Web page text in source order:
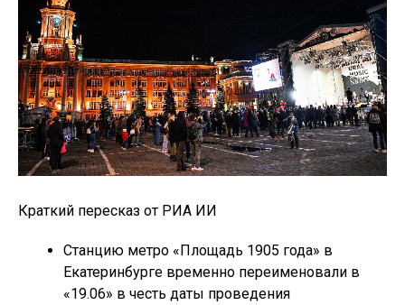
Краткий пересказ от РИА ИИ
Станцию метро «Площадь 1905 года» в
Екатеринбурге временно переименовали в
«19.06» в честь даты проведения